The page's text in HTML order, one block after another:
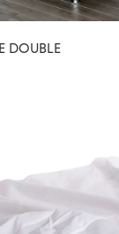
DOUBLE